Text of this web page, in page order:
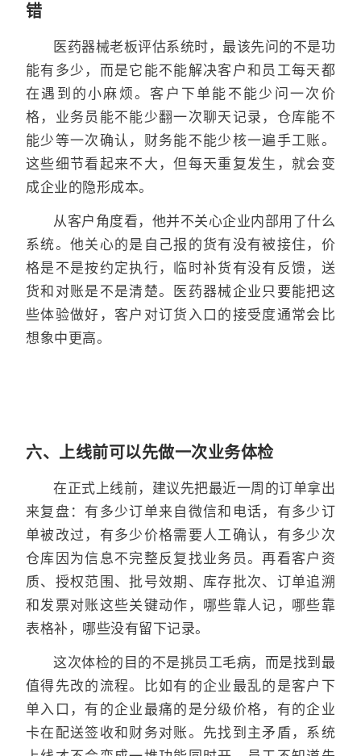
错
医药器械老板评估系统时，最该先问的不是功
能有多少，而是它能不能解决客户和员工每天都
在遇到的小麻烦。客户下单能不能少问一次价
格，业务员能不能少翻一次聊天记录，仓库能不
能少等一次确认，财务能不能少核一遍手工账。
这些细节看起来不大，但每天重复发生，就会变
成企业的隐形成本。
从客户角度看，他并不关心企业内部用了什么
系统。他关心的是自己报的货有没有被接住，价
格是不是按约定执行，临时补货有没有反馈，送
货和对账是不是清楚。医药器械企业只要能把这
些体验做好，客户对订货入口的接受度通常会比
想象中更高。
六、上线前可以先做一次业务体检
在正式上线前，建议先把最近一周的订单拿出
来复盘：有多少订单来自微信和电话，有多少订
单被改过，有多少价格需要人工确认，有多少次
仓库因为信息不完整反复找业务员。再看客户资
质、授权范围、批号效期、库存批次、订单追溯
和发票对账这些关键动作，哪些靠人记，哪些靠
表格补，哪些没有留下记录。
这次体检的目的不是挑员工毛病，而是找到最
值得先改的流程。比如有的企业最乱的是客户下
单入口，有的企业最痛的是分级价格，有的企业
卡在配送签收和财务对账。先找到主矛盾，系统